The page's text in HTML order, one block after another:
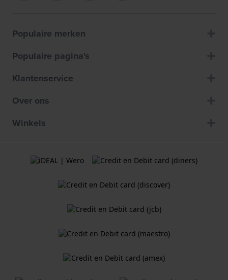
Populaire merken
Populaire pagina's
Klantenservice
Over ons
Winkels